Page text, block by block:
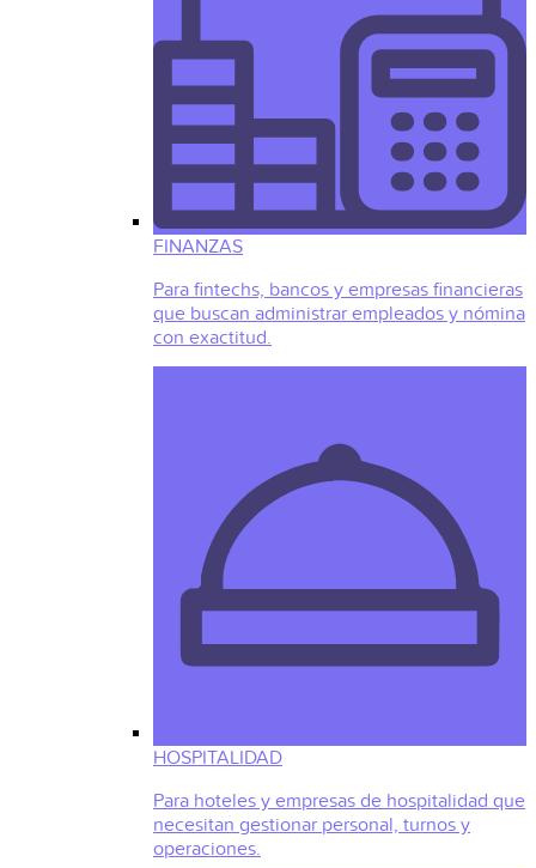
FINANZAS
Para fintechs, bancos y empresas financieras
que buscan administrar empleados y nómina
con exactitud.
HOSPITALIDAD
Para hoteles y empresas de hospitalidad que
necesitan gestionar personal, turnos y
operaciones.